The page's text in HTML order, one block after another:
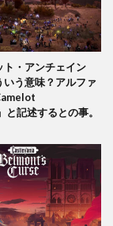
ト・アンチェイン
いう意味？アルファ
記述するとの事。